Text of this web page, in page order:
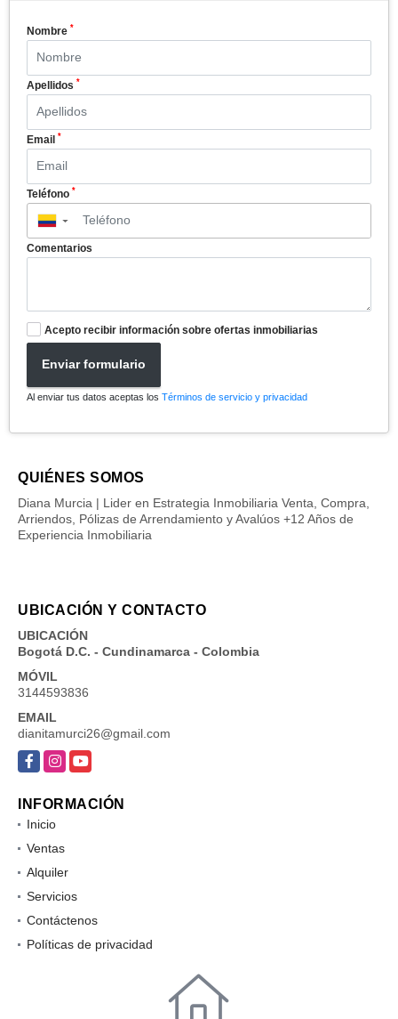
Nombre *
Apellidos *
Email *
Teléfono *
▼
Comentarios
Acepto recibir información sobre ofertas inmobiliarias
Enviar formulario
Al enviar tus datos aceptas los Términos de servicio y privacidad
QUIÉNES SOMOS
Diana Murcia | Lider en Estrategia Inmobiliaria Venta, Compra,
Arriendos, Pólizas de Arrendamiento y Avalúos +12 Años de
Experiencia Inmobiliaria
UBICACIÓN Y CONTACTO
UBICACIÓN
Bogotá D.C. - Cundinamarca - Colombia
MÓVIL
3144593836
EMAIL
dianitamurci26@gmail.com
Facebook
InstagramYouTube
INFORMACIÓN
Inicio
Ventas
Alquiler
Servicios
Contáctenos
Políticas de privacidad